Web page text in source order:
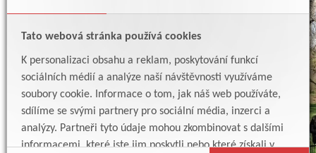
Tato webová stránka používá cookies
K personalizaci obsahu a reklam, poskytování funkcí
sociálních médií a analýze naší návštěvnosti využíváme
soubory cookie. Informace o tom, jak náš web používáte,
sdílíme se svými partnery pro sociální média, inzerci a
analýzy. Partneři tyto údaje mohou zkombinovat s dalšími
informacemi, které jste jim poskytli nebo které získali v